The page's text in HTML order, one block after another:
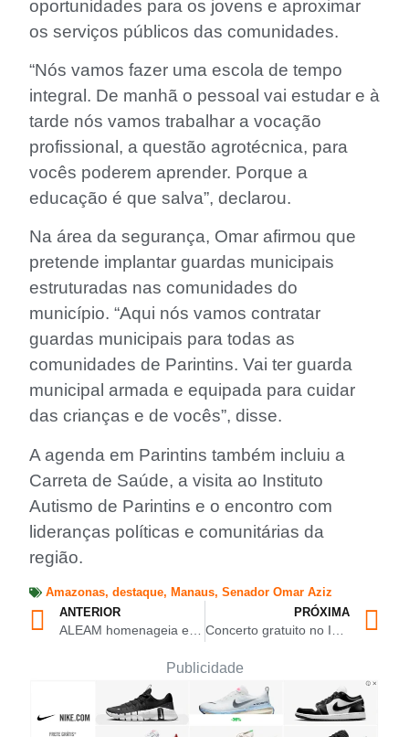
oportunidades para os jovens e aproximar
os serviços públicos das comunidades.
“Nós vamos fazer uma escola de tempo
integral. De manhã o pessoal vai estudar e à
tarde nós vamos trabalhar a vocação
profissional, a questão agrotécnica, para
vocês poderem aprender. Porque a
educação é que salva”, declarou.
Na área da segurança, Omar afirmou que
pretende implantar guardas municipais
estruturadas nas comunidades do
município. “Aqui nós vamos contratar
guardas municipais para todas as
comunidades de Parintins. Vai ter guarda
municipal armada e equipada para cuidar
das crianças e de vocês”, disse.
A agenda em Parintins também incluiu a
Carreta de Saúde, a visita ao Instituto
Autismo de Parintins e o encontro com
lideranças políticas e comunitárias da
região.
Amazonas, destaque, Manaus, Senador Omar Aziz
ANTERIOR
PRÓXIMA
Publicidade